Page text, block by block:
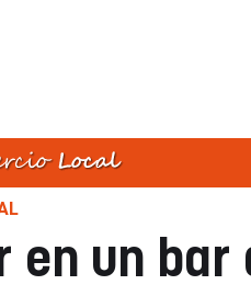
en un bar